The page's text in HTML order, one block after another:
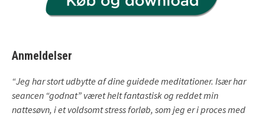
Anmeldelser
“Jeg har stort udbytte af dine guidede meditationer. Især har
seancen “godnat” været helt fantastisk og reddet min
nattesøvn, i et voldsomt stress forløb, som jeg er i proces med